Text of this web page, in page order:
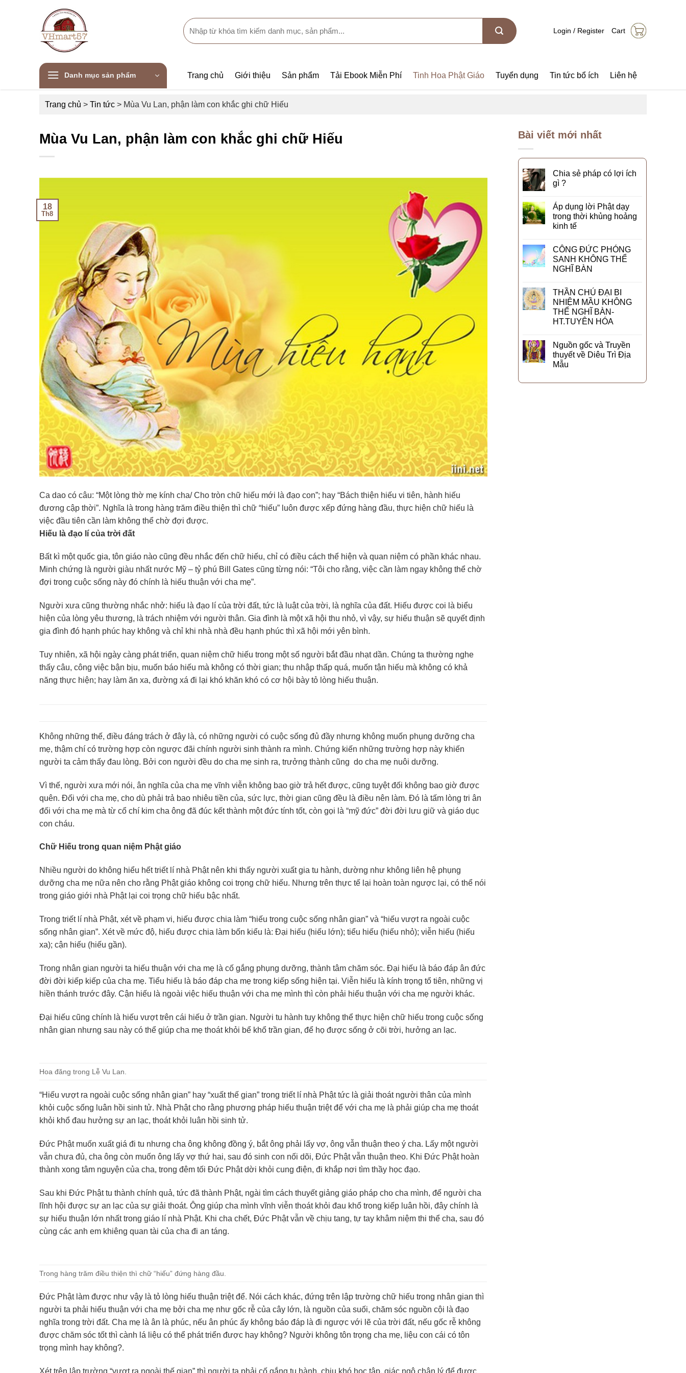
Search
for:
Login / Register Cart
Danh mục sản phẩm Trang chủ Giới thiệu Sản phẩm Tải Ebook Miễn Phí Tinh Hoa Phật Giáo Tuyển dụng Tin tức bổ ích Liên hệ
Trang chủ > Tin tức > Mùa Vu Lan, phận làm con khắc ghi chữ Hiếu
Mùa Vu Lan, phận làm con khắc ghi chữ Hiếu
18
Th8
Ca dao có câu: “Một lòng thờ mẹ kính cha/ Cho tròn chữ hiếu mới là đạo con”; hay “Bách thiện hiếu vi tiên, hành hiếu
đương cập thời”. Nghĩa là trong hàng trăm điều thiện thì chữ “hiếu” luôn được xếp đứng hàng đầu, thực hiện chữ hiếu là
việc đầu tiên cần làm không thể chờ đợi được.
Hiếu là đạo lí của trời đất
Bất kì một quốc gia, tôn giáo nào cũng đều nhắc đến chữ hiếu, chỉ có điều cách thể hiện và quan niệm có phần khác nhau.
Minh chứng là người giàu nhất nước Mỹ – tỷ phú Bill Gates cũng từng nói: “Tôi cho rằng, việc cần làm ngay không thể chờ
đợi trong cuộc sống này đó chính là hiếu thuận với cha mẹ”.
Người xưa cũng thường nhắc nhở: hiếu là đạo lí của trời đất, tức là luật của trời, là nghĩa của đất. Hiếu được coi là biểu
hiện của lòng yêu thương, là trách nhiệm với người thân. Gia đình là một xã hội thu nhỏ, vì vậy, sự hiếu thuận sẽ quyết định
gia đình đó hạnh phúc hay không và chỉ khi nhà nhà đều hạnh phúc thì xã hội mới yên bình.
Tuy nhiên, xã hội ngày càng phát triển, quan niệm chữ hiếu trong một số người bắt đầu nhạt dần. Chúng ta thường nghe
thấy câu, công việc bận bịu, muốn báo hiếu mà không có thời gian; thu nhập thấp quá, muốn tận hiếu mà không có khả
năng thực hiện; hay làm ăn xa, đường xá đi lại khó khăn khó có cơ hội bày tỏ lòng hiếu thuận.
Không những thế, điều đáng trách ở đây là, có những người có cuộc sống đủ đầy nhưng không muốn phụng dưỡng cha
mẹ, thậm chí có trường hợp còn ngược đãi chính người sinh thành ra mình. Chứng kiến những trường hợp này khiến
người ta cảm thấy đau lòng. Bởi con người đều do cha mẹ sinh ra, trưởng thành cũng do cha mẹ nuôi dưỡng.
Vì thế, người xưa mới nói, ân nghĩa của cha mẹ vĩnh viễn không bao giờ trả hết được, cũng tuyệt đối không bao giờ được
quên. Đối với cha mẹ, cho dù phải trả bao nhiêu tiền của, sức lực, thời gian cũng đều là điều nên làm. Đó là tấm lòng tri ân
đối với cha mẹ mà từ cổ chí kim cha ông đã đúc kết thành một đức tính tốt, còn gọi là “mỹ đức” đời đời lưu giữ và giáo dục
con cháu.
Chữ Hiếu trong quan niệm Phật giáo
Nhiều người do không hiểu hết triết lí nhà Phật nên khi thấy người xuất gia tu hành, dường như không liên hệ phụng
dưỡng cha mẹ nữa nên cho rằng Phật giáo không coi trọng chữ hiếu. Nhưng trên thực tế lại hoàn toàn ngược lại, có thể nói
trong giáo giới nhà Phật lại coi trọng chữ hiếu bậc nhất.
Trong triết lí nhà Phật, xét về phạm vi, hiếu được chia làm “hiếu trong cuộc sống nhân gian” và “hiếu vượt ra ngoài cuộc
sống nhân gian”. Xét về mức độ, hiếu được chia làm bốn kiểu là: Đại hiếu (hiếu lớn); tiểu hiếu (hiếu nhỏ); viễn hiếu (hiếu
xa); cận hiếu (hiếu gần).
Trong nhân gian người ta hiếu thuận với cha mẹ là cố gắng phụng dưỡng, thành tâm chăm sóc. Đại hiếu là báo đáp ân đức
đời đời kiếp kiếp của cha mẹ. Tiểu hiếu là báo đáp cha mẹ trong kiếp sống hiện tại. Viễn hiếu là kính trọng tổ tiên, những vị
hiền thánh trước đây. Cận hiếu là ngoài việc hiếu thuận với cha mẹ mình thì còn phải hiếu thuận với cha mẹ người khác.
Đại hiếu cũng chính là hiếu vượt trên cái hiếu ở trần gian. Người tu hành tuy không thể thực hiện chữ hiếu trong cuộc sống
nhân gian nhưng sau này có thể giúp cha mẹ thoát khỏi bể khổ trần gian, để họ được sống ở cõi trời, hưởng an lạc.
Hoa đăng trong Lễ Vu Lan.
“Hiếu vượt ra ngoài cuộc sống nhân gian” hay “xuất thế gian” trong triết lí nhà Phật tức là giải thoát người thân của mình
khỏi cuộc sống luân hồi sinh tử. Nhà Phật cho rằng phương pháp hiếu thuận triệt để với cha mẹ là phải giúp cha mẹ thoát
khỏi khổ đau hưởng sự an lạc, thoát khỏi luân hồi sinh tử.
Đức Phật muốn xuất giá đi tu nhưng cha ông không đồng ý, bắt ông phải lấy vợ, ông vẫn thuận theo ý cha. Lấy một người
vẫn chưa đủ, cha ông còn muốn ông lấy vợ thứ hai, sau đó sinh con nối dõi, Đức Phật vẫn thuận theo. Khi Đức Phật hoàn
thành xong tâm nguyện của cha, trong đêm tối Đức Phật dời khỏi cung điện, đi khắp nơi tìm thầy học đạo.
Sau khi Đức Phật tu thành chính quả, tức đã thành Phật, ngài tìm cách thuyết giảng giáo pháp cho cha mình, để người cha
lĩnh hội được sự an lạc của sự giải thoát. Ông giúp cha mình vĩnh viễn thoát khỏi đau khổ trong kiếp luân hồi, đây chính là
sự hiếu thuận lớn nhất trong giáo lí nhà Phật. Khi cha chết, Đức Phật vẫn về chịu tang, tự tay khâm niệm thi thể cha, sau đó
cùng các anh em khiêng quan tài của cha đi an táng.
Trong hàng trăm điều thiện thì chữ “hiếu” đứng hàng đầu.
Đức Phật làm được như vậy là tỏ lòng hiếu thuận triệt để. Nói cách khác, đứng trên lập trường chữ hiếu trong nhân gian thì
người ta phải hiếu thuận với cha mẹ bởi cha mẹ như gốc rễ của cây lớn, là nguồn của suối, chăm sóc nguồn cội là đạo
nghĩa trong trời đất. Cha mẹ là ân là phúc, nếu ân phúc ấy không báo đáp là đi ngược với lẽ của trời đất, nếu gốc rễ không
được chăm sóc tốt thì cành lá liệu có thể phát triển được hay không? Người không tôn trọng cha mẹ, liệu con cái có tôn
trọng mình hay không?.
Xét trên lập trường “vượt ra ngoài thế gian” thì người ta phải cố gắng tu hành, chịu khó học tập, giác ngộ chân lý để được
Bài viết mới nhất
Chia sẻ pháp có lợi ích
gì ?
Áp dụng lời Phật dạy
trong thời khủng hoảng
kinh tế
CÔNG ĐỨC PHÓNG
SANH KHÔNG THỂ
NGHĨ BÀN
THẦN CHÚ ĐẠI BI
NHIỆM MẦU KHÔNG
THỂ NGHĨ BÀN-
HT.TUYÊN HÓA
Nguồn gốc và Truyền
thuyết về Diêu Trì Địa
Mẫu